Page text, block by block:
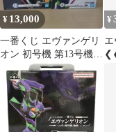
¥ 13,000
一番くじ エヴァンゲリ
オン 初号機 第13号機
フィギュア A賞 B賞 セ
ット
¥